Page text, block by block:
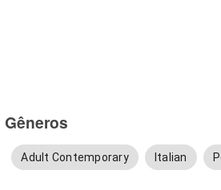
Gêneros
Adult Contemporary Italian